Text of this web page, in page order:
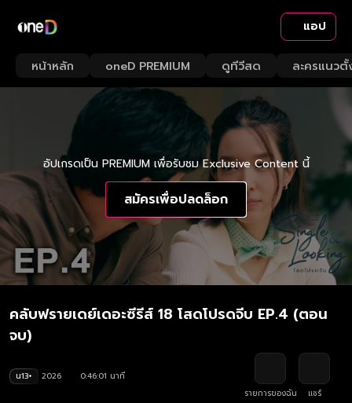
แอป
หน้าหลัก oneD PREMIUM ดูทีวีสด ละครแนวตั้
อัปเกรดเป็น PREMIUM เพื่อรับชม Exclusive Content นี้
สมัครเพื่อปลดล็อก
คลับฟรายเดย์เดอะซีรีส์ 18 โสดโปรดจีบ EP.4 (ตอน
จบ)
น13+ 2026
0:46:01 นาที
รายการของฉัน
แชร์